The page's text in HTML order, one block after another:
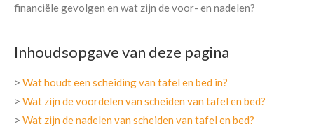
financiële gevolgen en wat zijn de voor- en nadelen?
Inhoudsopgave van deze pagina
> Wat houdt een scheiding van tafel en bed in?
> Wat zijn de voordelen van scheiden van tafel en bed?
> Wat zijn de nadelen van scheiden van tafel en bed?